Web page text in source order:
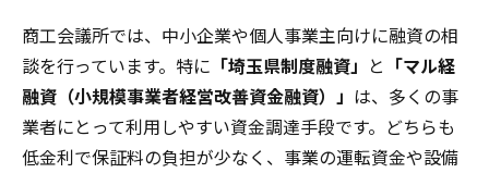
商工会議所では、中小企業や個人事業主向けに融資の相
談を行っています。特に 「埼玉県制度融資」 と 「マル経
融資（小規模事業者経営改善資金融資）」 は、多くの事
業者にとって利用しやすい資金調達手段です。どちらも
低金利で保証料の負担が少なく、事業の運転資金や設備